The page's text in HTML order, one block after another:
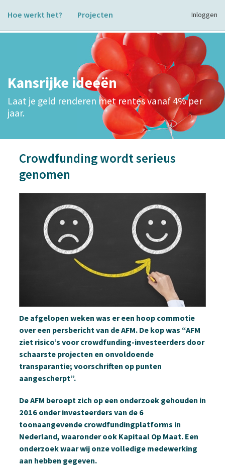
Hoe werkt het? Projecten Inloggen
Kansrijke ideeën
Laat je geld renderen met rentes vanaf 4% per
jaar.
Crowdfunding wordt serieus
genomen
De afgelopen weken was er een hoop commotie
over een persbericht van de AFM. De kop was “AFM
ziet risico’s voor crowdfunding-investeerders door
schaarste projecten en onvoldoende
transparantie; voorschriften op punten
aangescherpt”.
De AFM beroept zich op een onderzoek gehouden in
2016 onder investeerders van de 6
toonaangevende crowdfundingplatforms in
Nederland, waaronder ook Kapitaal Op Maat. Een
onderzoek waar wij onze volledige medewerking
aan hebben gegeven.